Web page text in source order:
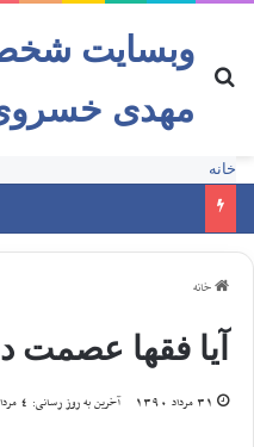
وبسایت
مهدی
خانه
خانه
آیا فقها عصمت
31 مرداد 1390 آخرین به روز رسانی: 4 مرداد 1397